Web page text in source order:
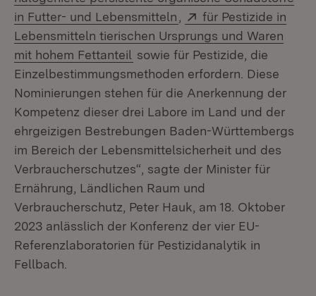
in Futter- und Lebensmitteln (Öffnet in neuem
Extern:
für Pestizide in
Lebensmitteln tierischen Ursprungs und Waren
mit hohem Fettanteil (Öffnet in neuem Fenster)
sowie für Pestizide, die
Einzelbestimmungsmethoden erfordern. Diese
Nominierungen stehen für die Anerkennung der
Kompetenz dieser drei Labore im Land und der
ehrgeizigen Bestrebungen Baden-Württembergs
im Bereich der Lebensmittelsicherheit und des
Verbraucherschutzes“, sagte der Minister für
Ernährung, Ländlichen Raum und
Verbraucherschutz, Peter Hauk, am 18. Oktober
2023 anlässlich der Konferenz der vier EU-
Referenzlaboratorien für Pestizidanalytik in
Fellbach.